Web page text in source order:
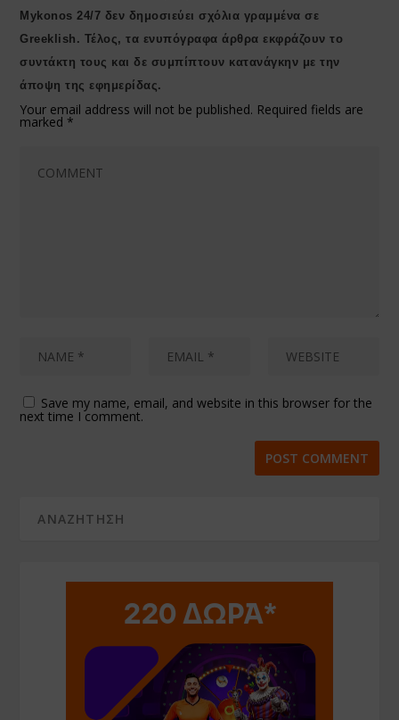
Μykonos 24/7 δεν δημοσιεύει σχόλια γραμμένα σε
Greeklish. Τέλος, τα ενυπόγραφα άρθρα εκφράζουν το
συντάκτη τους και δε συμπίπτουν κατανάγκην με την
άποψη της εφημερίδας.
Your email address will not be published. Required fields are
marked *
Save my name, email, and website in this browser for the
next time I comment.